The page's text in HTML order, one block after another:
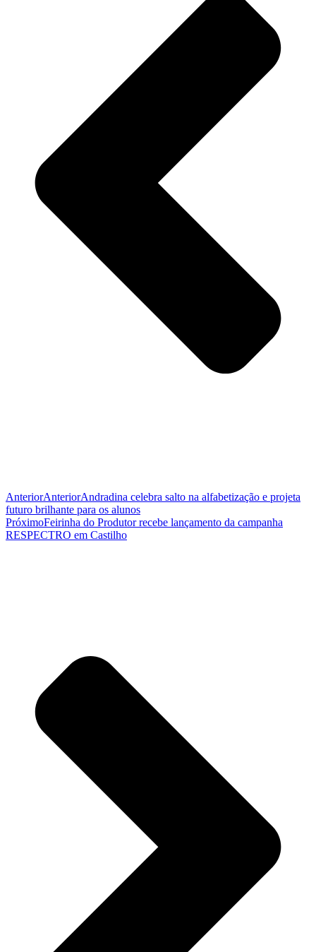
AnteriorAnteriorAndradina celebra salto na alfabetização e projeta
futuro brilhante para os alunos
PróximoFeirinha do Produtor recebe lançamento da campanha
RESPECTRO em Castilho